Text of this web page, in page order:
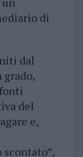
di
dal
del
e,